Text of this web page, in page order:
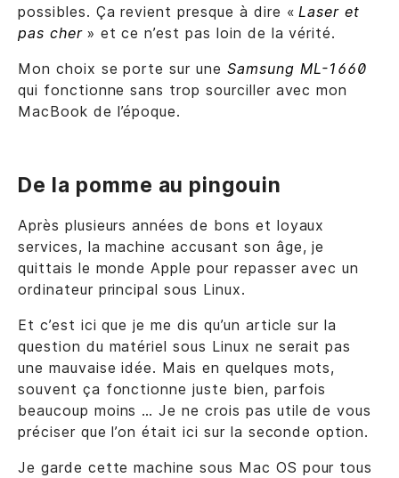
possibles. Ça revient presque à dire «Laser et
pas cher» et ce n’est pas loin de la vérité.
Mon choix se porte sur une Samsung ML-1660
qui fonctionne sans trop sourciller avec mon
MacBook de l’époque.
De la pomme au pingouin
Après plusieurs années de bons et loyaux
services, la machine accusant son âge, je
quittais le monde Apple pour repasser avec un
ordinateur principal sous Linux.
Et c’est ici que je me dis qu’un article sur la
question du matériel sous Linux ne serait pas
une mauvaise idée. Mais en quelques mots,
souvent ça fonctionne juste bien, parfois
beaucoup moins … Je ne crois pas utile de vous
préciser que l’on était ici sur la seconde option.
Je garde cette machine sous Mac OS pour tous